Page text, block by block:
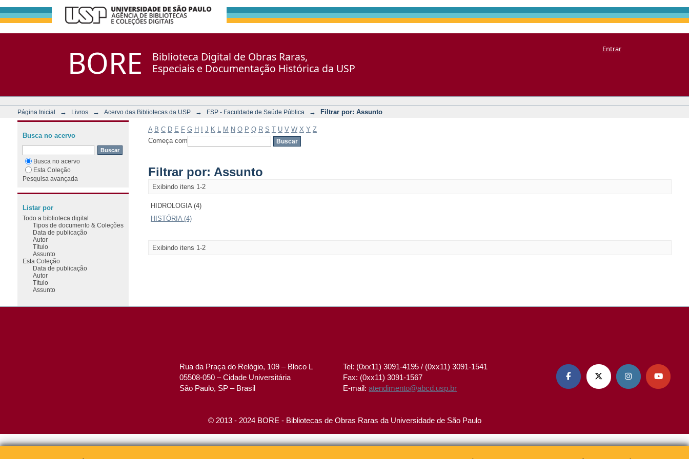
BORE
Biblioteca Digital de Obras Raras,
Especiais e Documentação Histórica da USP
Entrar
Página Inicial → Livros → Acervo das Bibliotecas da USP → FSP - Faculdade de Saúde Pública → Filtrar por: Assunto
A B C D E F G H J K M N O P Q R S T U V W X Y Z
Começa com
Filtrar por: Assunto
Exibindo itens 1-2
HIDROLOGIA (4)
HISTÓRIA (4)
Exibindo itens 1-2
Busca no acervo
Busca no acervo
Esta Coleção
Pesquisa avançada
Listar por
Todo a biblioteca digital
Tipos de documento & Coleções
Data de publicação
Autor
Título
Assunto
Esta Coleção
Data de publicação
Autor
Título
Assunto
Rua da Praça do Relógio, 109 – Bloco L
05508-050 – Cidade Universitária
São Paulo, SP – Brasil
Tel: (0xx11) 3091-4195 / (0xx11) 3091-1541
Fax: (0xx11) 3091-1567
E-mail:atendimento@abcd.usp.br
   
© 2013 - 2024 BORE - Bibliotecas de Obras Raras da Universidade de São Paulo